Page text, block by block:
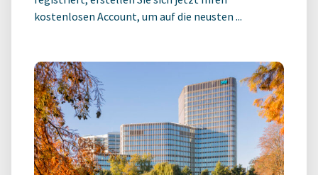
kostenlosen Account, um auf die neusten ...